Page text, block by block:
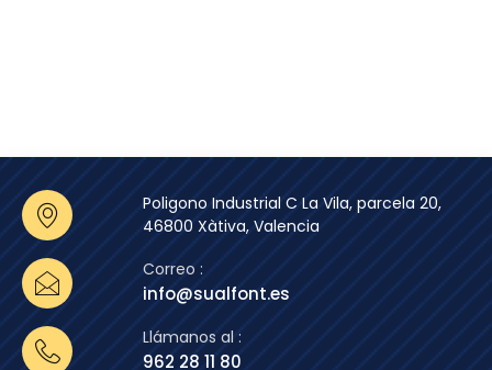
Poligono Industrial C La Vila, parcela 20,
46800 Xàtiva, Valencia
Correo :
info@sualfont.es
Llámanos al :
962 28 11 80